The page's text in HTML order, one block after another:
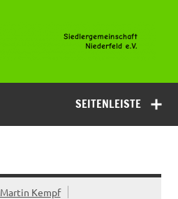
Niederfeld
SEITENLEISTE
Martin Kempf